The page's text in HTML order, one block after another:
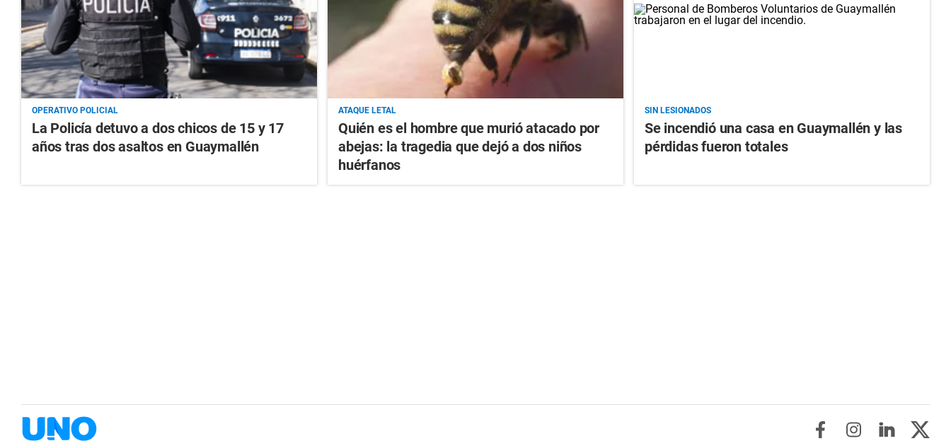
OPERATIVO POLICIAL
La Policía detuvo a dos chicos de 15 y 17
años tras dos asaltos en Guaymallén
ATAQUE LETAL
Quién es el hombre que murió atacado por
abejas: la tragedia que dejó a dos niños
huérfanos
SIN LESIONADOS
Se incendió una casa en Guaymallén y las
pérdidas fueron totales